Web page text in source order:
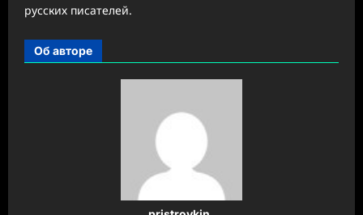
русских писателей.
Об авторе